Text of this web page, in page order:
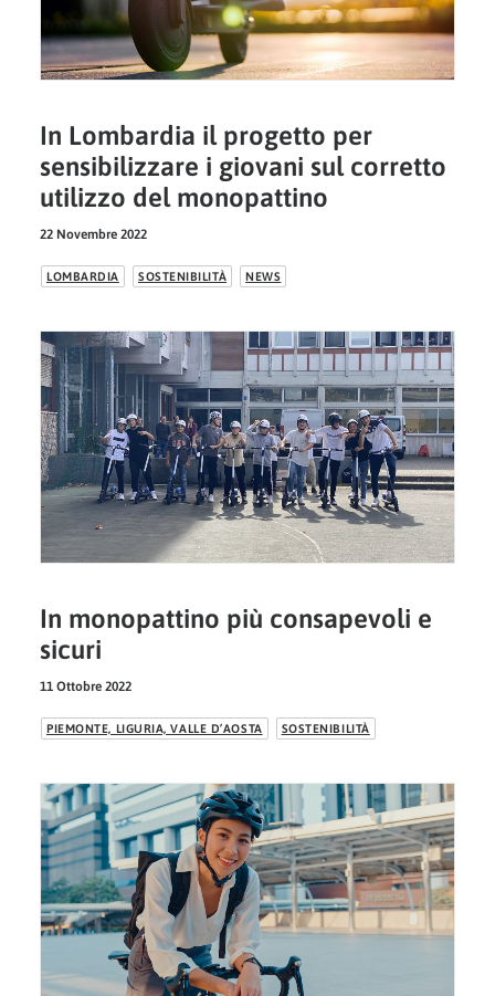
In Lombardia il progetto per
sensibilizzare i giovani sul corretto
utilizzo del monopattino
22 Novembre 2022
LOMBARDIA SOSTENIBILITÀ NEWS
In monopattino più consapevoli e
sicuri
11 Ottobre 2022
PIEMONTE, LIGURIA, VALLE D’AOSTA SOSTENIBILITÀ